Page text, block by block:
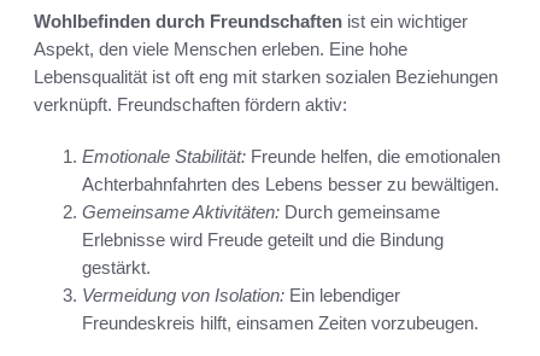
Wohlbefinden durch Freundschaften ist ein wichtiger
Aspekt, den viele Menschen erleben. Eine hohe
Lebensqualität ist oft eng mit starken sozialen Beziehungen
verknüpft. Freundschaften fördern aktiv:
Emotionale Stabilität: Freunde helfen, die emotionalen
Achterbahnfahrten des Lebens besser zu bewältigen.
Gemeinsame Aktivitäten: Durch gemeinsame
Erlebnisse wird Freude geteilt und die Bindung
gestärkt.
Vermeidung von Isolation: Ein lebendiger
Freundeskreis hilft, einsamen Zeiten vorzubeugen.